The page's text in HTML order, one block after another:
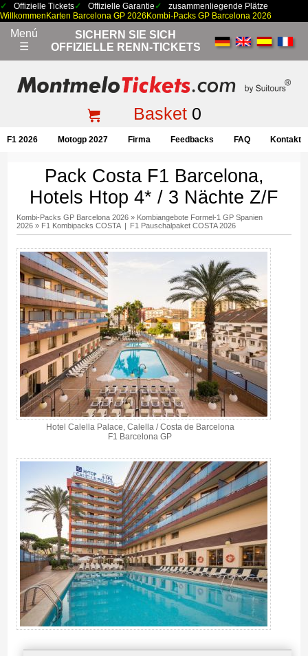
Offizielle Tickets Offizielle Garantie
zusammenliegende Plätze
Willkommen Karten Barcelona GP 2026 Kombi-Packs GP Barcelona 2026
Menú
☰
SICHERN SIE SICH
OFFIZIELLE RENN-TICKETS
Basket0
F1 2026 Motogp 2027 Firma Feedbacks FAQ Kontakt
Pack Costa F1 Barcelona,
Hotels Htop 4* / 3 Nächte Z/F
Kombi-Packs GP Barcelona 2026» Kombiangebote Formel-1 GP Spanien
2026» F1 Kombipacks COSTA | F1 Pauschalpaket COSTA 2026
Hotel Calella Palace, Calella / Costa de Barcelona
F1 Barcelona GP